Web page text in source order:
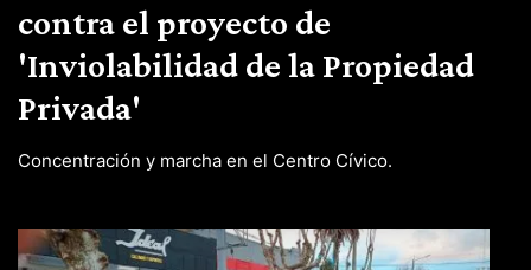
contra el proyecto de
'Inviolabilidad de la Propiedad
Privada'
Concentración y marcha en el Centro Cívico.